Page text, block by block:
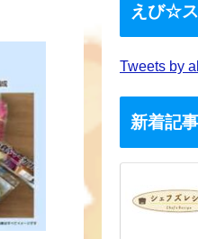
えび☆
Tweets by
新着記事